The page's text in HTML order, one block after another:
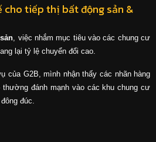
cho tiếp thị bất động sản &
, việc nhắm mục tiêu vào các chung cư
lại tỷ lệ chuyển đổi cao.
của G2B, mình nhận thấy các nhãn hàng
thường đánh mạnh vào các khu chung cư
đúc.